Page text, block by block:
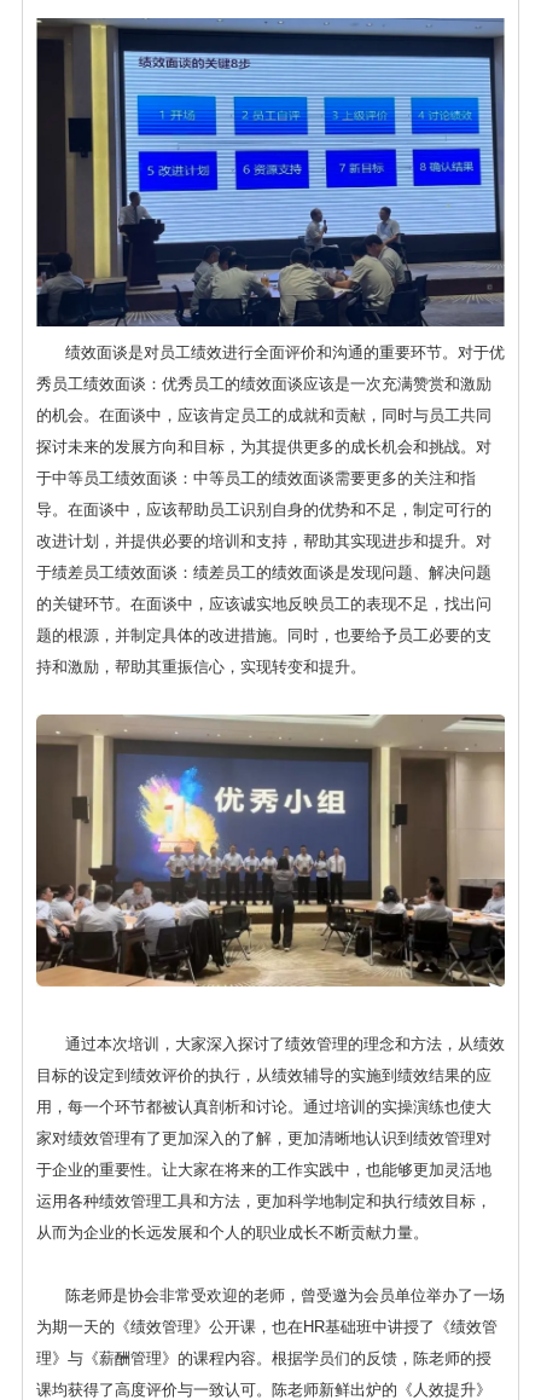
绩效面谈是对员工绩效进行全面评价和沟通的重要环节。对于优
秀员工绩效面谈：优秀员工的绩效面谈应该是一次充满赞赏和激励
的机会。在面谈中，应该肯定员工的成就和贡献，同时与员工共同
探讨未来的发展方向和目标，为其提供更多的成长机会和挑战。对
于中等员工绩效面谈：中等员工的绩效面谈需要更多的关注和指
导。在面谈中，应该帮助员工识别自身的优势和不足，制定可行的
改进计划，并提供必要的培训和支持，帮助其实现进步和提升。对
于绩差员工绩效面谈：绩差员工的绩效面谈是发现问题、解决问题
的关键环节。在面谈中，应该诚实地反映员工的表现不足，找出问
题的根源，并制定具体的改进措施。同时，也要给予员工必要的支
持和激励，帮助其重振信心，实现转变和提升。
通过本次培训，大家深入探讨了绩效管理的理念和方法，从绩效
目标的设定到绩效评价的执行，从绩效辅导的实施到绩效结果的应
用，每一个环节都被认真剖析和讨论。通过培训的实操演练也使大
家对绩效管理有了更加深入的了解，更加清晰地认识到绩效管理对
于企业的重要性。让大家在将来的工作实践中，也能够更加灵活地
运用各种绩效管理工具和方法，更加科学地制定和执行绩效目标，
从而为企业的长远发展和个人的职业成长不断贡献力量。
陈老师是协会非常受欢迎的老师，曾受邀为会员单位举办了一场
为期一天的《绩效管理》公开课，也在HR基础班中讲授了《绩效管
理》与《薪酬管理》的课程内容。根据学员们的反馈，陈老师的授
课均获得了高度评价与一致认可。陈老师新鲜出炉的《人效提升》